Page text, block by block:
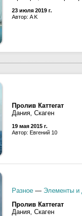
23 июля 2019 г.
Автор: A K
Пролив Каттегат
Дания, Скаген
19 мая 2015 г.
Автор: Евгений 10
Разное — Элементы и
Пролив Каттегат
Дания, Скаген